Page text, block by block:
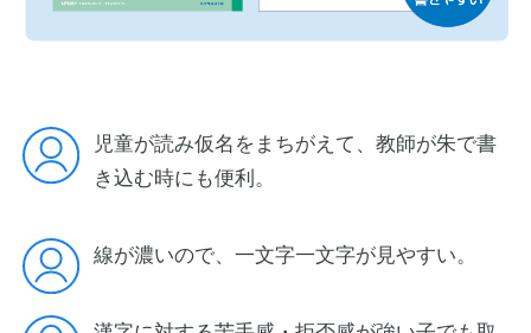
児童が読み仮名をまちがえて、教師が朱で書
き込む時にも便利。
線が濃いので、一文字一文字が見やすい。